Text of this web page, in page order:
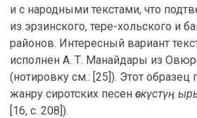
и с народными текстами, что
из эрзинского, тере-хольского и
районов. Интересный вариант
исполнен А. Т. Манайдары из
(нотировку см.: [25]). Этот образец
жанру сиротских песен өскүстүӊ
[16, с. 208]).